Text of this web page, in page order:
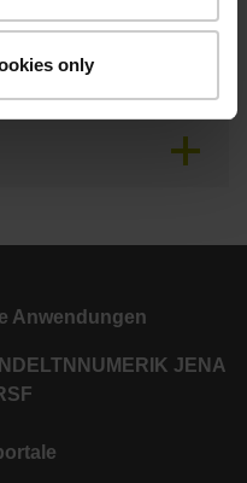
only
Anwendungen
LTN NUMERIK JENA